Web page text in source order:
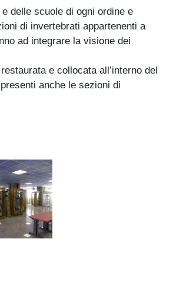
delle scuole di ogni ordine e
di invertebrati appartenenti a
ad integrare la visione dei
e collocata all’interno del
anche le sezioni di